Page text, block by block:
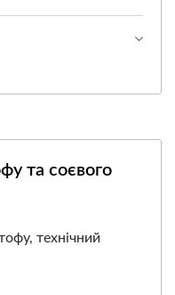
та соєвого
технічний